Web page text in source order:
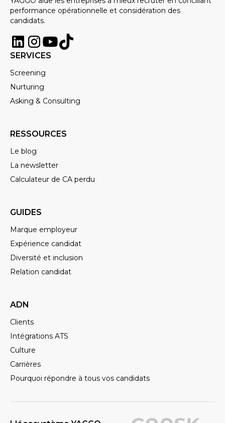
performance opérationnelle et considération des
candidats.
SERVICES
Screening
Nurturing
Asking & Consulting
RESSOURCES
Le blog
La newsletter
Calculateur de CA perdu
GUIDES
Marque employeur
Expérience candidat
Diversité et inclusion
Relation candidat
ADN
Clients
Intégrations ATS
Culture
Carrières
Pourquoi répondre à tous vos candidats